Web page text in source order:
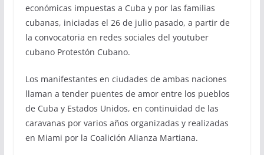
económicas impuestas a Cuba y por las familias
cubanas, iniciadas el 26 de julio pasado, a partir de
la convocatoria en redes sociales del youtuber
cubano Protestón Cubano.
Los manifestantes en ciudades de ambas naciones
llaman a tender puentes de amor entre los pueblos
de Cuba y Estados Unidos, en continuidad de las
caravanas por varios años organizadas y realizadas
en Miami por la Coalición Alianza Martiana.